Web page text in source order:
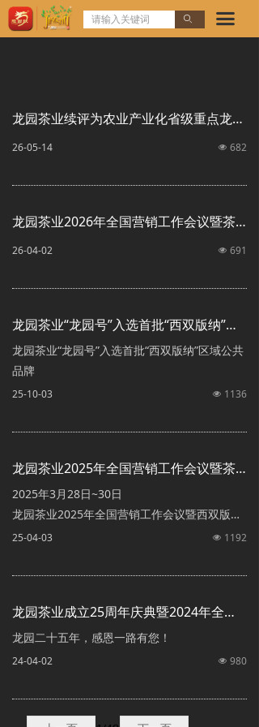
欢迎访问龙园茶业几棵树官方网站!
끀
首页
产品展示
ꄙ
龙园茶业续评为农业产业化省级重点龙头企业
넶 682
26-05-14
龙园茶业2026年全国营销工作会议暨茶山行圆满成功
넶 691
26-04-02
龙园茶业“龙园号”入选首批“西双版纳”区域公共品牌
龙园茶业“龙园号”入选首批“西双版纳”区域公共
品牌
넶 1136
25-10-03
龙园茶业2025年全国营销工作会议暨茶山行圆满成功
2025年3月28日~30日
龙园茶业2025年全国营销工作会议暨西双版纳
茶山行隆重举行
넶 1192
25-04-03
龙园茶业成立25周年庆典暨2024年全国营销工作会议圆满成功
龙园二十五年，感恩一路有您！
넶 980
24-04-02